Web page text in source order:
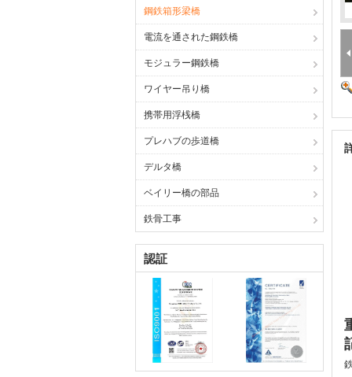
鋼鉄箱形梁橋
電流を通された鋼鉄橋
モジュラー鋼鉄橋
ワイヤー吊り橋
携帯用浮桟橋
プレハブの歩道橋
デルタ橋
ベイリー橋の部品
鉄骨工事
認証